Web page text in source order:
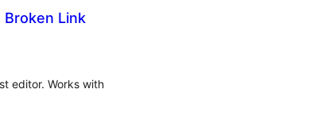
Broken Link
editor. Works with